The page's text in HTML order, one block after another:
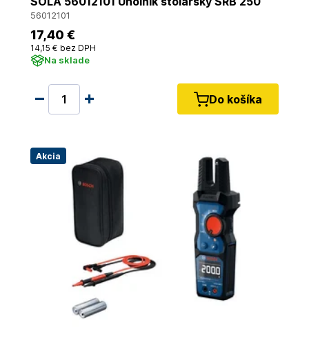
56012101
17,40 €
14,15 € bez DPH
Na sklade
Do košíka
Akcia